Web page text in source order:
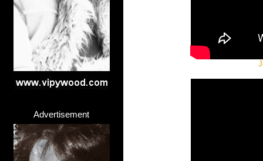
Advertisement